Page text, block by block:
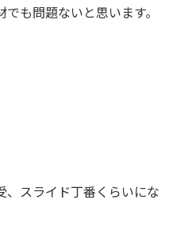
も問題ないと思います。
スライド丁番くらいにな